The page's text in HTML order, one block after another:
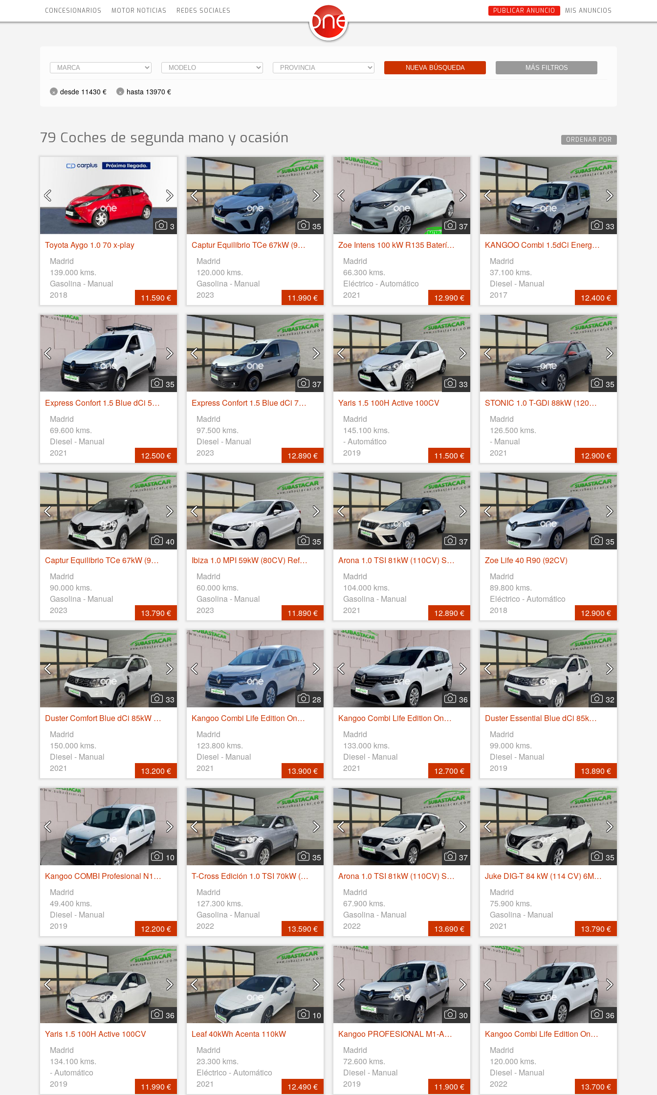
CONCESIONARIOS MOTOR NOTICIAS REDES SOCIALES MIS ANUNCIOS
PUBLICAR ANUNCIO
NUEVA BÚSQUEDA MÁS FILTROS
desde 11430 € hasta 13970 €
ORDENAR POR
79 Coches de segunda mano y ocasión
3
Toyota Aygo 1.0 70 x-play
Madrid
139.000 kms.
Gasolina - Manual
2018
11.590 €
35
Captur Equilibrio TCe 67kW (90CV)
Madrid
120.000 kms.
Gasolina - Manual
2023
11.990 €
37
Zoe Intens 100 kW R135 Batería 50kWh
Madrid
66.300 kms.
Eléctrico - Automático
2021
12.990 €
33
KANGOO Combi 1.5dCi Energy Profesional M1-AF 75
Madrid
37.100 kms.
Diesel - Manual
2017
12.400 €
35
Express Confort 1.5 Blue dCi 55 kW (75 cv)
Madrid
69.600 kms.
Diesel - Manual
2021
12.500 €
37
Express Confort 1.5 Blue dCi 70 kW (95 cv)
Madrid
97.500 kms.
Diesel - Manual
2023
12.890 €
33
Yaris 1.5 100H Active 100CV
Madrid
145.100 kms.
- Automático
2019
11.500 €
35
STONIC 1.0 T-GDi 88kW (120CV) MHEV iMT Drive
Madrid
126.500 kms.
- Manual
2021
12.900 €
40
Captur Equilibrio TCe 67kW (90CV)
Madrid
90.000 kms.
Gasolina - Manual
2023
13.790 €
35
Ibiza 1.0 MPI 59kW (80CV) Referencia XM
Madrid
60.000 kms.
Gasolina - Manual
2023
11.890 €
37
Arona 1.0 TSI 81kW (110CV) Style Go Eco
Madrid
104.000 kms.
Gasolina - Manual
2021
12.890 €
35
Zoe Life 40 R90 (92CV)
Madrid
89.800 kms.
Eléctrico - Automático
2018
12.900 €
33
Duster Comfort Blue dCi 85kW (115CV) 4X4
Madrid
150.000 kms.
Diesel - Manual
2021
13.200 €
28
Kangoo Combi Life Edition One 1.5 Blue dCi 55kW(75CV)
Madrid
123.800 kms.
Diesel - Manual
2021
13.900 €
36
Kangoo Combi Life Edition One 1.5 Blue dCi 55kW(75CV)
Madrid
133.000 kms.
Diesel - Manual
2021
12.700 €
32
Duster Essential Blue dCi 85kW (115CV) 4X4
Madrid
99.000 kms.
Diesel - Manual
2019
13.890 €
10
Kangoo COMBI Profesional N1 Energy dCi 55kW (75CV)
Madrid
49.400 kms.
Diesel - Manual
2019
12.200 €
35
T-Cross Edición 1.0 TSI 70kW (95CV)
Madrid
127.300 kms.
Gasolina - Manual
2022
13.590 €
37
Arona 1.0 TSI 81kW (110CV) Style Plus
Madrid
67.900 kms.
Gasolina - Manual
2022
13.690 €
35
Juke DIG-T 84 kW (114 CV) 6M/T Acenta
Madrid
75.900 kms.
Gasolina - Manual
2021
13.790 €
36
Yaris 1.5 100H Active 100CV
Madrid
134.100 kms.
- Automático
2019
11.990 €
10
Leaf 40kWh Acenta 110kW
Madrid
23.300 kms.
Eléctrico - Automático
2021
12.490 €
30
Kangoo PROFESIONAL M1-AF DCI 75
Madrid
72.600 kms.
Diesel - Manual
2019
11.900 €
36
Kangoo Combi Life Edition One 1.5 Blue dCi 55kW(75CV)
Madrid
120.000 kms.
Diesel - Manual
2022
13.700 €